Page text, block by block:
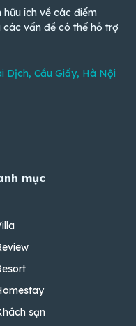
ích về các điểm
vấn đề có thể hỗ trợ
Dịch, Cầu Giấy, Hà Nội
mục
sạn